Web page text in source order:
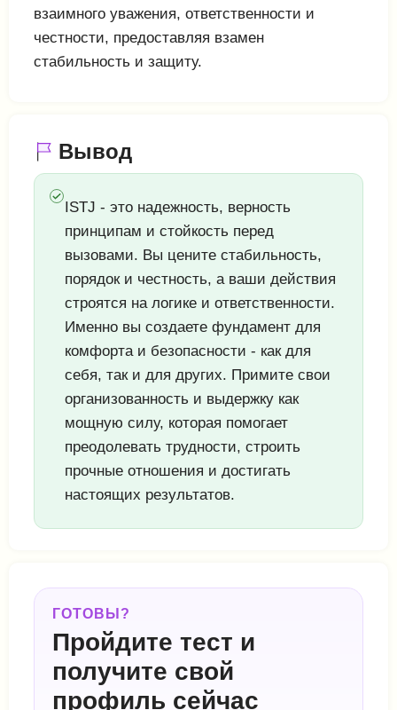
взаимного уважения, ответственности и
честности, предоставляя взамен
стабильность и защиту.
Вывод
ISTJ - это надежность, верность
принципам и стойкость перед
вызовами. Вы цените стабильность,
порядок и честность, а ваши действия
строятся на логике и ответственности.
Именно вы создаете фундамент для
комфорта и безопасности - как для
себя, так и для других. Примите свои
организованность и выдержку как
мощную силу, которая помогает
преодолевать трудности, строить
прочные отношения и достигать
настоящих результатов.
ГОТОВЫ?
Пройдите тест и
получите свой
профиль сейчас